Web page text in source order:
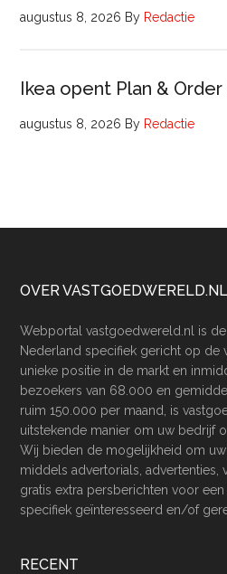
augustus 8, 2026 By Redactie
Ikea opent Plan &
augustus 8, 2026 By Redactie
Footer
OVER VASTGOEDWERELD.NL
Webportal vastgoedwereld.nl is
Nederland specifiek gericht op de
unieke positie in de markt en
bezoekers van 68.000 en
ruim 150.000 per maand, is
uitstekende manier om uw bedrijf
Wij bieden de mogelijkheid om
middels advertorials, advertenties,
gratis extra persberichten voor
specifiek geïnteresseerd en/of
RECENT